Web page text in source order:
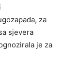
za
sjevera
je za